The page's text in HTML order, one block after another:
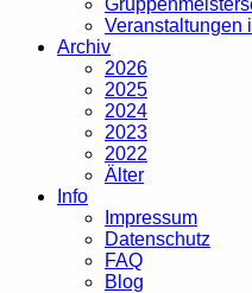
Veranstaltungen
Archiv
2026
2025
2024
2023
2022
Älter
Info
Impressum
Datenschutz
FAQ
Blog